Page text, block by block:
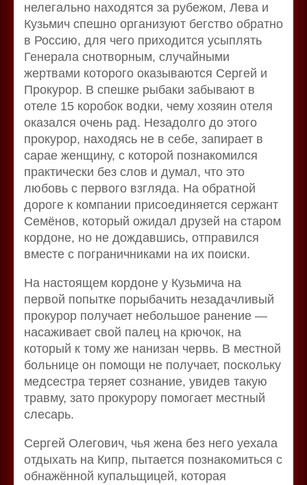
нелегально находятся за рубежом, Лева и
Кузьмич спешно организуют бегство обратно
в Россию, для чего приходится усыплять
Генерала снотворным, случайными
жертвами которого оказываются Сергей и
Прокурор. В спешке рыбаки забывают в
отеле 15 коробок водки, чему хозяин отеля
оказался очень рад. Незадолго до этого
прокурор, находясь не в себе, запирает в
сарае женщину, с которой познакомился
практически без слов и думал, что это
любовь с первого взгляда. На обратной
дороге к компании присоединяется сержант
Семёнов, который ожидал друзей на старом
кордоне, но не дождавшись, отправился
вместе с пограничниками на их поиски.
На настоящем кордоне у Кузьмича на
первой попытке порыбачить незадачливый
прокурор получает небольшое ранение —
насаживает свой палец на крючок, на
который к тому же нанизан червь. В местной
больнице он помощи не получает, поскольку
медсестра теряет сознание, увидев такую
травму, зато прокурору помогает местный
слесарь.
Сергей Олегович, чья жена без него уехала
отдыхать на Кипр, пытается познакомиться с
обнажённой купальщицей, которая